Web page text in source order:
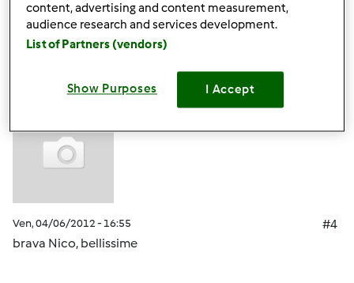
In cima
Accedio registrati
Anonimo (non verificato)
Ven, 04/06/2012 - 16:55
#4
brava Nico, bellissime
content, advertising and content measurement,
audience research and services development.
List of Partners (vendors)
Show Purposes I Accept